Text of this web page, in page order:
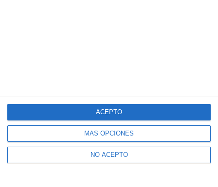
MÁS OPCIONES
NO ACEPTO
ACEPTO